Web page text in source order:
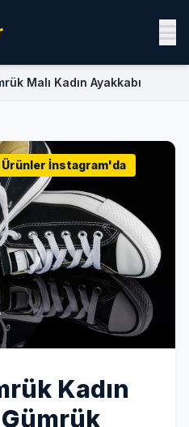
Malı Kadın Ayakkabı
İnstagram'da
Kadın